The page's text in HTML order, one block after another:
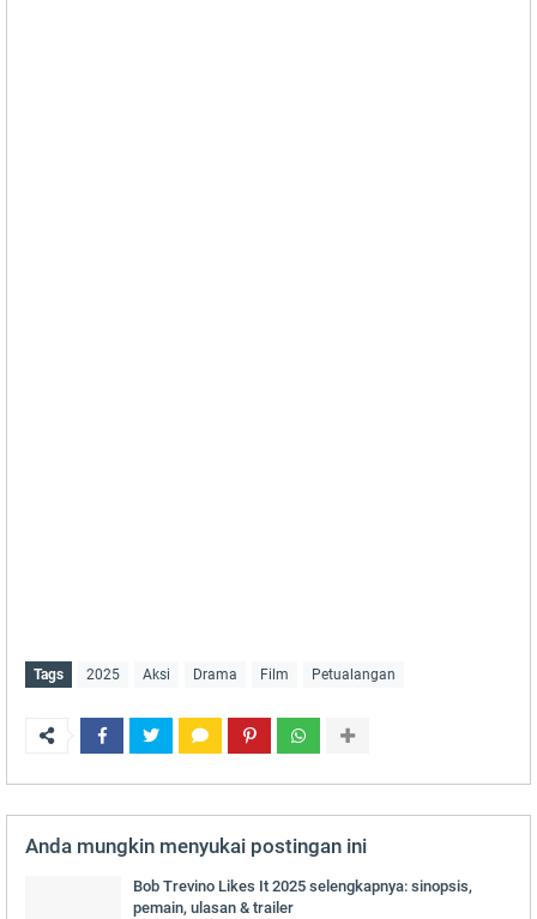
Tags 2025 Aksi Drama Film Petualangan
Anda mungkin menyukai postingan ini
Bob Trevino Likes It 2025 selengkapnya: sinopsis,
pemain, ulasan & trailer